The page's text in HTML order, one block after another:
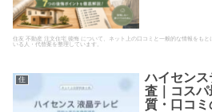
住友 不動産 注文住宅 後悔 について、ネット上の口コミと一般的な情報をも
いる人・代替案を整理しています。
住
ハイセンス
査｜コス
質・口コミ